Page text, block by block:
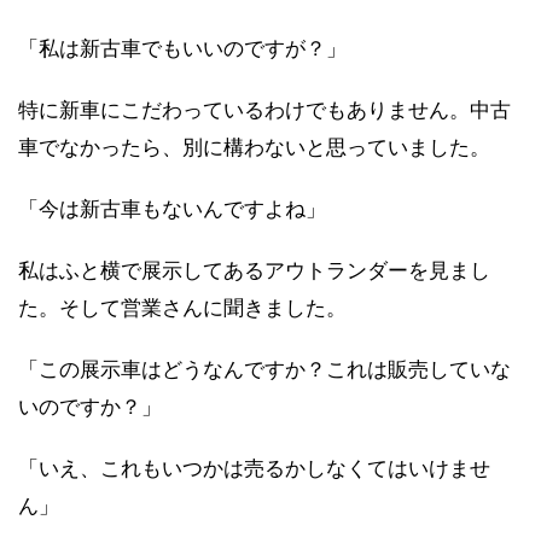
「私は新古車でもいいのですが？」
特に新車にこだわっているわけでもありません。中古
車でなかったら、別に構わないと思っていました。
「今は新古車もないんですよね」
私はふと横で展示してあるアウトランダーを見まし
た。そして営業さんに聞きました。
「この展示車はどうなんですか？これは販売していな
いのですか？」
「いえ、これもいつかは売るかしなくてはいけませ
ん」